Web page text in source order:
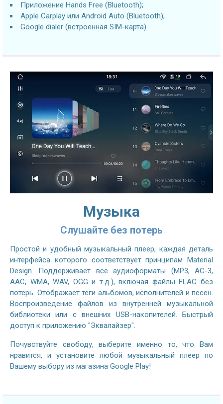
Приложение Hands Free (Bluetooth);
Apple Carplay или Android Auto (Bluetooth);
Google dialer (встроенная SIM-карта).
Музыка
Слушайте без потерь
Простой и удобный музыкальный плеер, каждая деталь
интерфейса которого соответствует принципам Material
Design. Поддерживает все аудиоформаты (MP3, AC-3,
AAC, WMA, WAV, OGG и т.д.), включая файлы FLAC без
потерь. Отображает теги альбомов, исполнителей и песен.
Воспроизведение файлов из внутренней музыкальной
библиотеки или с внешних USB-накопителей. Быстрый
доступ к приложению "Эквалайзер".
Почувствуйте свободу, выберите именно то, что Вам
нравится, и установите любой музыкальный плеер по
Вашему выбору из магазина Google Play!